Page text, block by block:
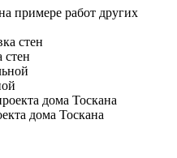
примере работ других
стен
дома Тоскана